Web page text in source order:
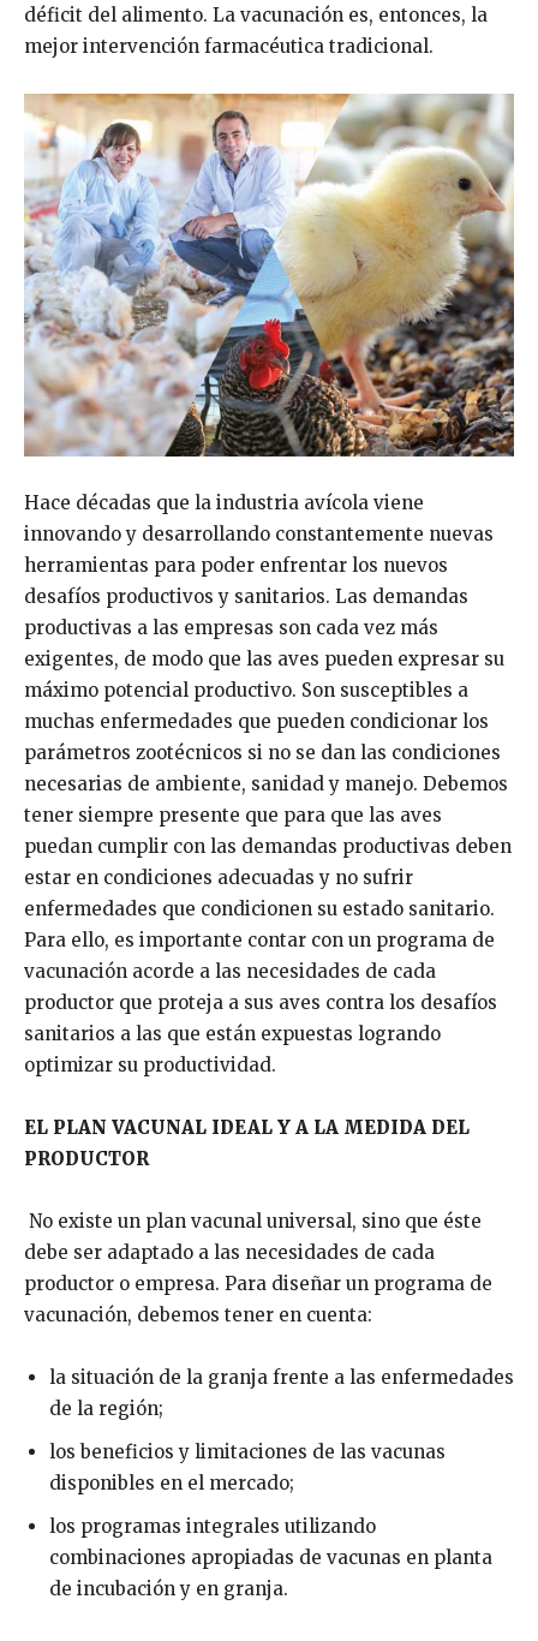
déficit del alimento. La vacunación es, entonces, la
mejor intervención farmacéutica tradicional.
Hace décadas que la industria avícola viene
innovando y desarrollando constantemente nuevas
herramientas para poder enfrentar los nuevos
desafíos productivos y sanitarios. Las demandas
productivas a las empresas son cada vez más
exigentes, de modo que las aves pueden expresar su
máximo potencial productivo. Son susceptibles a
muchas enfermedades que pueden condicionar los
parámetros zootécnicos si no se dan las condiciones
necesarias de ambiente, sanidad y manejo. Debemos
tener siempre presente que para que las aves
puedan cumplir con las demandas productivas deben
estar en condiciones adecuadas y no sufrir
enfermedades que condicionen su estado sanitario.
Para ello, es importante contar con un programa de
vacunación acorde a las necesidades de cada
productor que proteja a sus aves contra los desafíos
sanitarios a las que están expuestas logrando
optimizar su productividad.
EL PLAN VACUNAL IDEAL Y A LA MEDIDA DEL
PRODUCTOR
No existe un plan vacunal universal, sino que éste
debe ser adaptado a las necesidades de cada
productor o empresa. Para diseñar un programa de
vacunación, debemos tener en cuenta:
la situación de la granja frente a las enfermedades
de la región;
los beneficios y limitaciones de las vacunas
disponibles en el mercado;
los programas integrales utilizando
combinaciones apropiadas de vacunas en planta
de incubación y en granja.